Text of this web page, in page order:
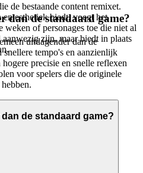
de bestaande content remixet.
esthetiek biedt, voegt het
of personages toe die niet al
zijn, maar biedt in plaats
dan de standaard game?
uitdagender dan de
snellere tempo's en aanzienlijk
precisie en snelle reflexen
voor spelers die de originele
de standaard game?